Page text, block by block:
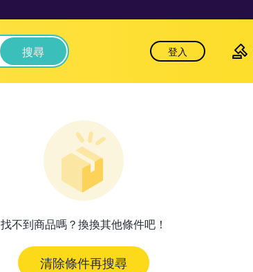
搜尋 登入
找不到商品嗎？換換其他條件吧！
清除條件再搜尋